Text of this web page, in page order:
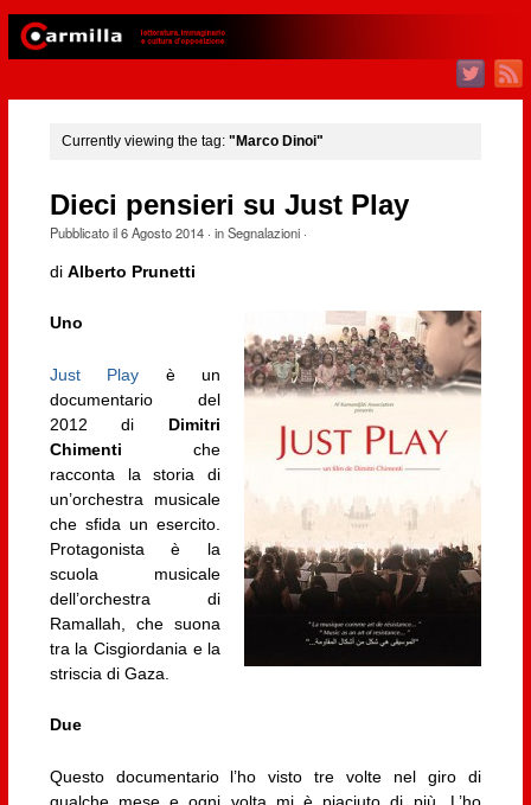
Currently viewing the tag: "Marco Dinoi"
Dieci pensieri su Just Play
Pubblicato il6 Agosto 2014· inSegnalazioni·
di Alberto Prunetti
Uno
Just Play è un
documentario del
2012 di Dimitri
Chimenti che
racconta la storia di
un’orchestra musicale
che sfida un esercito.
Protagonista è la
scuola musicale
dell’orchestra di
Ramallah, che suona
tra la Cisgiordania e la
striscia di Gaza.
Due
Questo documentario l’ho visto tre volte nel giro di
qualche mese e ogni volta mi è piaciuto di più. L’ho